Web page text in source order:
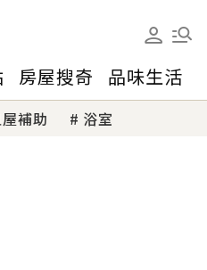
房屋搜奇 品味生活
補助 浴室